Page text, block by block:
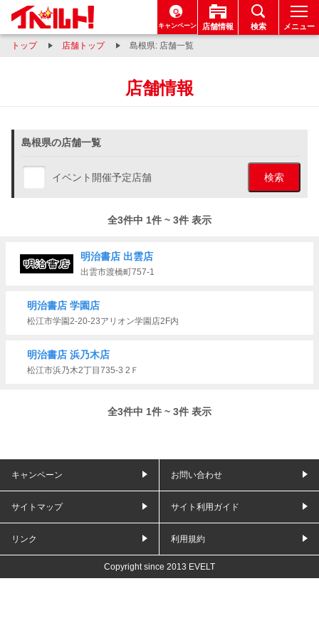
キャンペーン 店舗情報 検索 メニュー
トップ 店舗トップ 島根県: 店舗一覧
店舗情報
島根県の店舗一覧
イベント開催予定店舗 検索
全3件中 1件 ~ 3件 表示
明治書店 出雲店
出雲市渡橋町757-1
明治書店 学園店
松江市学園2-20-23アリオン学園店2F内
明治書店 浜乃木店
松江市浜乃木2丁目735-3 2Ｆ
全3件中 1件 ~ 3件 表示
キャンペーン お問い合わせ
サイトマップ サイト利用ガイド
リンク 利用規約
Copyright since 2013 EVELT